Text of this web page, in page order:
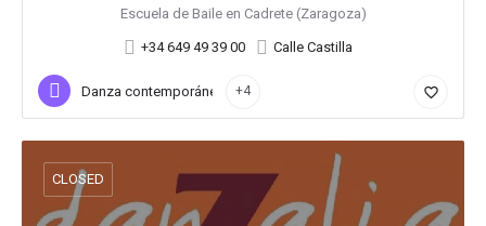
Escuela de Baile en Cadrete (Zaragoza)
+34 649 49 39 00 Calle Castilla
Danza contemporánea +4 favorite_border
CLOSED